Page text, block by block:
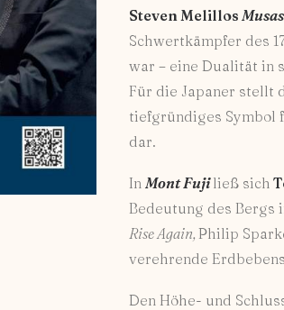
Steven Melillos
Schwertkämpfer des
war – eine Dualität in
Für die Japaner stellt
tiefgründiges Symbol
dar.
In Mont Fujiließ sich
Bedeutung des Bergs
Rise Again, Philip
verehrende
Den Höhe- und